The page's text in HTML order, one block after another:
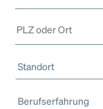
Standort
Berufserfahrung